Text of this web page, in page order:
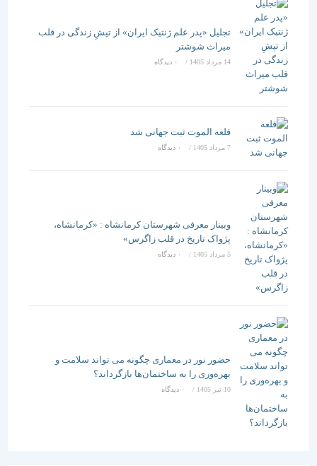
تجلیل «پدر علم ژنتیک ایران» از تپشِ زندگی در قلب
میراث شوشتر
14 مرداد 1405 / ۰ دیدگاه
قلعه الموت ثبت جهانی شد
/ ۰ دیدگاه
وبینار معرفی شهرستان کرمانشاه : «کرمانشاه،
پژواک تاریخ در قلب زاگرس»
5 مرداد 1405 / ۰ دیدگاه
حضور نور در معماری چگونه می تواند سلامت و
بهره‌وری را به ساختمان‌ها بازگرداند؟
/ ۰ دیدگاه